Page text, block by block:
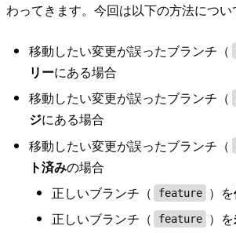
わってきます。今回は以下の方法につい
移動したい変更が誤ったブランチ（
リーにある場合
移動したい変更が誤ったブランチ（
ジにある場合
移動したい変更が誤ったブランチ（
ト済みの場合
正しいブランチ（
feature ）を
正しいブランチ（
feature ）を